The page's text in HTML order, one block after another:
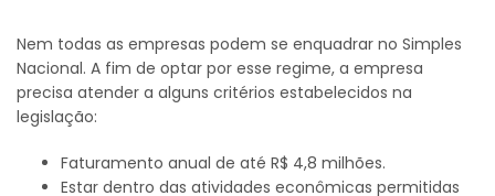
Nem todas as empresas podem se enquadrar no Simples
Nacional. A fim de optar por esse regime, a empresa
precisa atender a alguns critérios estabelecidos na
legislação:
Faturamento anual de até R$ 4,8 milhões.
Estar dentro das atividades econômicas permitidas